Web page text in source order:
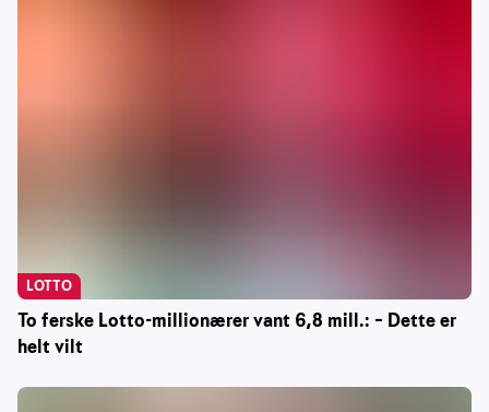
To ferske Lotto-millionærer vant 6,8 mill.: – Dette er
helt vilt
LOTTO